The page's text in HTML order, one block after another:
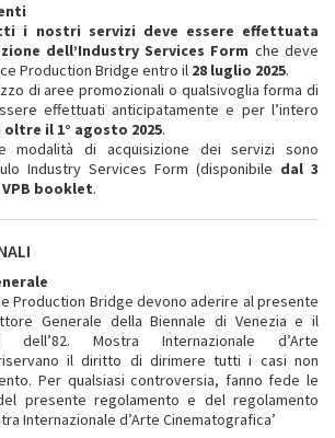
i nostri servizi deve essere effettuata
dell’Industry Services Form che deve
Production Bridge entro il 28 luglio 2025.
di aree promozionali o qualsivoglia forma di
effettuati anticipatamente e per l’intero
il 1° agosto 2025.
modalità di acquisizione dei servizi sono
Industry Services Form (disponibile dal 3
VPB booklet.
Production Bridge devono aderire al presente
Generale della Biennale di Venezia e il
dell’82. Mostra Internazionale d’Arte
il diritto di dirimere tutti i casi non
Per qualsiasi controversia, fanno fede le
presente regolamento e del regolamento
Internazionale d’Arte Cinematografica’